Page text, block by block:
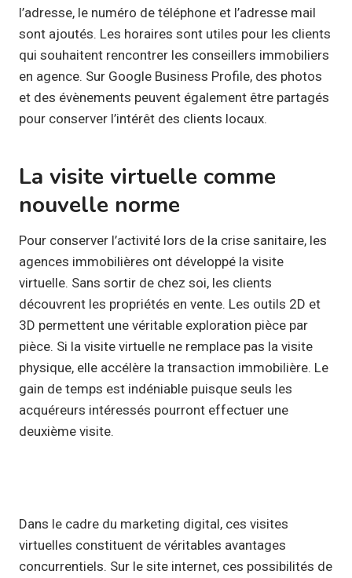
l’adresse, le numéro de téléphone et l’adresse mail
sont ajoutés. Les horaires sont utiles pour les clients
qui souhaitent rencontrer les conseillers immobiliers
en agence. Sur Google Business Profile, des photos
et des évènements peuvent également être partagés
pour conserver l’intérêt des clients locaux.
La visite virtuelle comme
nouvelle norme
Pour conserver l’activité lors de la crise sanitaire, les
agences immobilières ont développé la visite
virtuelle. Sans sortir de chez soi, les clients
découvrent les propriétés en vente. Les outils 2D et
3D permettent une véritable exploration pièce par
pièce. Si la visite virtuelle ne remplace pas la visite
physique, elle accélère la transaction immobilière. Le
gain de temps est indéniable puisque seuls les
acquéreurs intéressés pourront effectuer une
deuxième visite.
Dans le cadre du marketing digital, ces visites
virtuelles constituent de véritables avantages
concurrentiels. Sur le site internet, ces possibilités de